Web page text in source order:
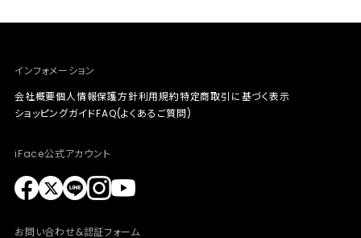
インフォメーション
会社概要個人情報保護方針利用規約特定商取引に基づく表示
ショッピングガイドFAQ(よくあるご質問)
iFace公式アカウント
お問い合わせ&認証フォーム